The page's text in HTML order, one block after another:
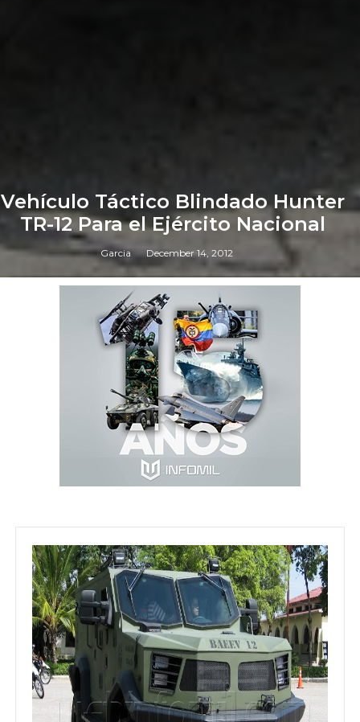
Vehículo Táctico Blindado Hunter
TR-12 Para el Ejército Nacional
Garcia December 14, 2012